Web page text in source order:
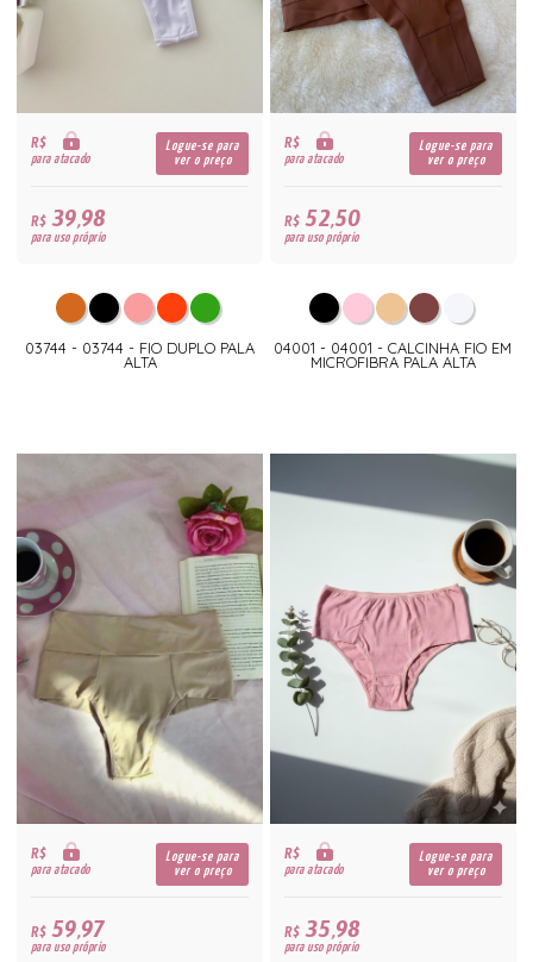
R$
para atacado
Logue-se para
ver o preço
R$39,98
para uso próprio
03744 - 03744 - FIO DUPLO PALA
ALTA
R$
para atacado
Logue-se para
ver o preço
R$52,50
para uso próprio
04001 - 04001 - CALCINHA FIO EM
MICROFIBRA PALA ALTA
R$
para atacado
Logue-se para
ver o preço
R$59,97
para uso próprio
R$
para atacado
Logue-se para
ver o preço
R$35,98
para uso próprio